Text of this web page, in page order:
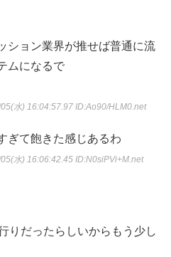
ション業界が推せば普通に流
ムになるで
05(水) 16:04:57.97 ID:Ao90/HLM0.net
ぎて飽きた感じあるわ
05(水) 16:06:42.45 ID:N0siPVi+M.net
りだったらしいからもう少し